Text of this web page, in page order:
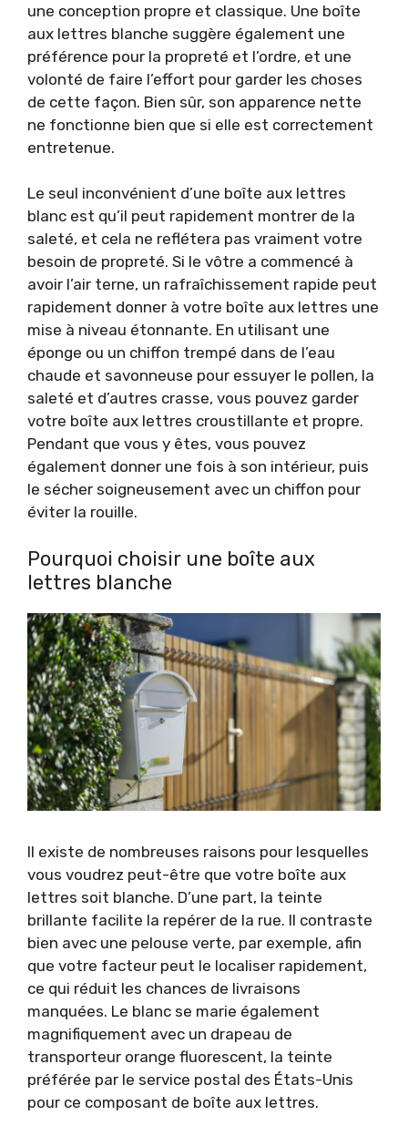
une conception propre et classique. Une boîte
aux lettres blanche suggère également une
préférence pour la propreté et l’ordre, et une
volonté de faire l’effort pour garder les choses
de cette façon. Bien sûr, son apparence nette
ne fonctionne bien que si elle est correctement
entretenue.
Le seul inconvénient d’une boîte aux lettres
blanc est qu’il peut rapidement montrer de la
saleté, et cela ne reflétera pas vraiment votre
besoin de propreté. Si le vôtre a commencé à
avoir l’air terne, un rafraîchissement rapide peut
rapidement donner à votre boîte aux lettres une
mise à niveau étonnante. En utilisant une
éponge ou un chiffon trempé dans de l’eau
chaude et savonneuse pour essuyer le pollen, la
saleté et d’autres crasse, vous pouvez garder
votre boîte aux lettres croustillante et propre.
Pendant que vous y êtes, vous pouvez
également donner une fois à son intérieur, puis
le sécher soigneusement avec un chiffon pour
éviter la rouille.
Pourquoi choisir une boîte aux
lettres blanche
Il existe de nombreuses raisons pour lesquelles
vous voudrez peut-être que votre boîte aux
lettres soit blanche. D’une part, la teinte
brillante facilite la repérer de la rue. Il contraste
bien avec une pelouse verte, par exemple, afin
que votre facteur peut le localiser rapidement,
ce qui réduit les chances de livraisons
manquées. Le blanc se marie également
magnifiquement avec un drapeau de
transporteur orange fluorescent, la teinte
préférée par le service postal des États-Unis
pour ce composant de boîte aux lettres.